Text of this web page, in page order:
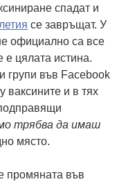
спадат и
се завръщат. У
официално са все
цялата истина.
групи във Facebook
ваксините и в тях
трябва да имаш
място.
промяната във